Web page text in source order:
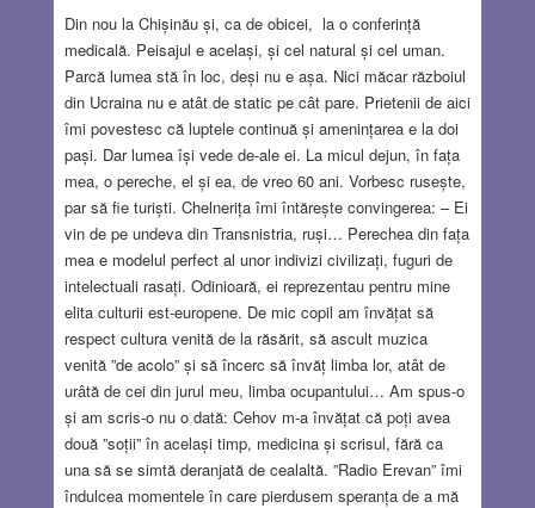
Din nou la Chișinău și, ca de obicei, la o conferință
medicală. Peisajul e același, și cel natural și cel uman.
Parcă lumea stă în loc, deși nu e așa. Nici măcar războiul
din Ucraina nu e atât de static pe cât pare. Prietenii de aici
îmi povestesc că luptele continuă și amenințarea e la doi
pași. Dar lumea își vede de-ale ei. La micul dejun, în fața
mea, o pereche, el și ea, de vreo 60 ani. Vorbesc rusește,
par să fie turiști. Chelnerița îmi întărește convingerea: – Ei
vin de pe undeva din Transnistria, ruși… Perechea din fața
mea e modelul perfect al unor indivizi civilizați, fuguri de
intelectuali rasați. Odinioară, ei reprezentau pentru mine
elita culturii est-europene. De mic copil am învățat să
respect cultura venită de la răsărit, să ascult muzica
venită ”de acolo” și să încerc să învăț limba lor, atât de
urâtă de cei din jurul meu, limba ocupantului… Am spus-o
și am scris-o nu o dată: Cehov m-a învățat că poți avea
două ”soții” în același timp, medicina și scrisul, fără ca
una să se simtă deranjată de cealaltă. ”Radio Erevan” îmi
îndulcea momentele în care pierdusem speranța de a mă